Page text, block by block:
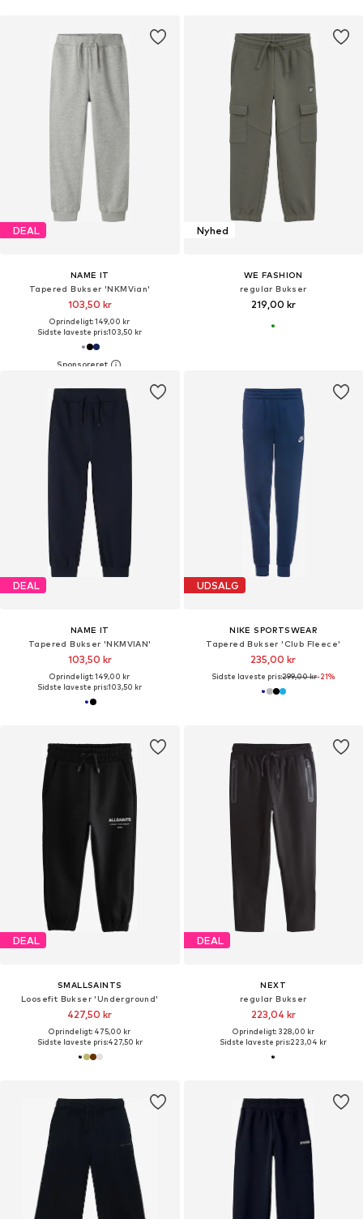
DEAL
NAME IT
Tapered Bukser 'NKMVian'
103,50 kr
Oprindeligt: 149,00 kr
Sidste laveste pris:103,50 kr
Nyhed
WE FASHION
regular Bukser
219,00 kr
DEAL
NAME IT
Tapered Bukser 'NKMVIAN'
103,50 kr
Oprindeligt: 149,00 kr
Sidste laveste pris:103,50 kr
UDSALG
NIKE SPORTSWEAR
Tapered Bukser 'Club Fleece'
235,00 kr
Sidste laveste pris:299,00 kr-21%
DEAL
SMALLSAINTS
Loosefit Bukser 'Underground'
427,50 kr
Oprindeligt: 475,00 kr
Sidste laveste pris:427,50 kr
DEAL
NEXT
regular Bukser
223,04 kr
Oprindeligt: 328,00 kr
Sidste laveste pris:223,04 kr